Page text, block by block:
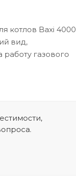
котлов Baxi
вид,
газового